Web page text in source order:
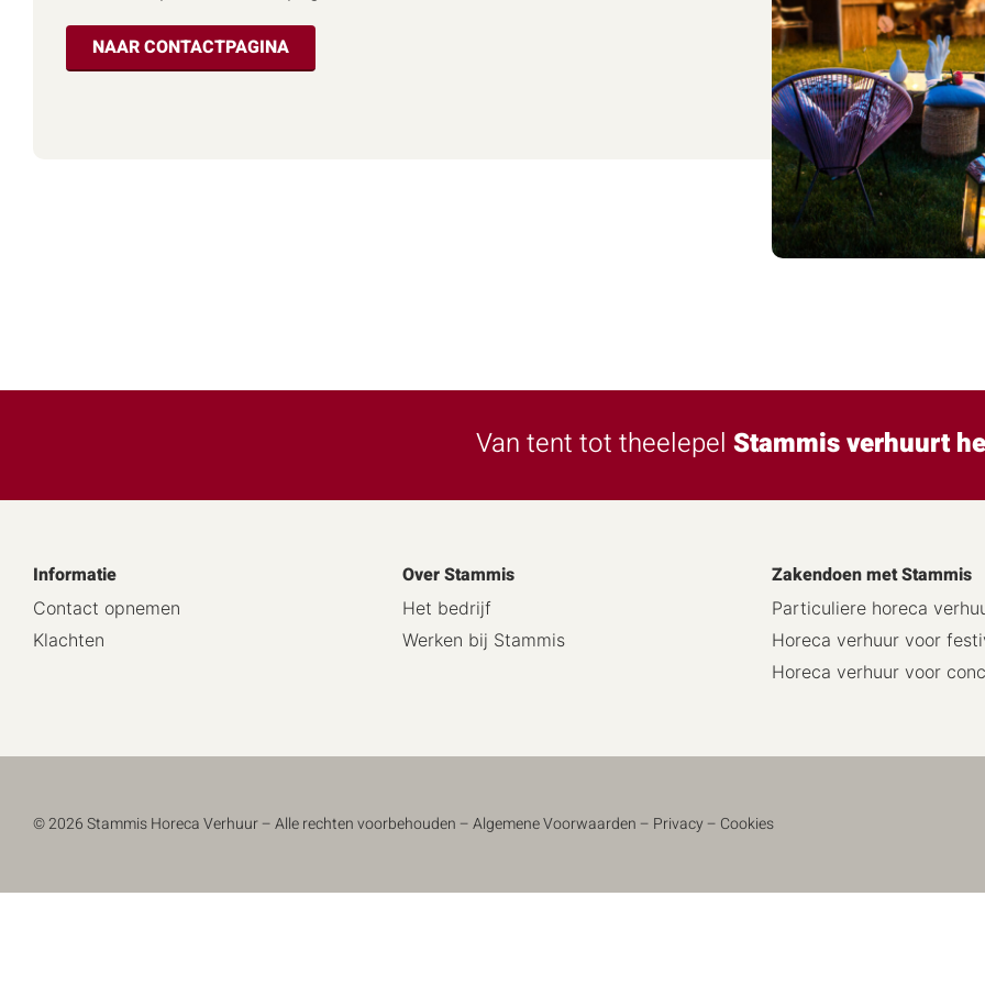
NAAR CONTACTPAGINA
Van tent tot theelepel Stammis verhuurt
Informatie
Contact opnemen
Klachten
Over Stammis
Het bedrijf
Werken bij Stammis
Zakendoen met Stammis
Particuliere horeca
Horeca verhuur voor
Horeca verhuur voor
© 2026 Stammis Horeca Verhuur – Alle rechten voorbehouden –Algemene Voorwaarden– Privacy– Cookies